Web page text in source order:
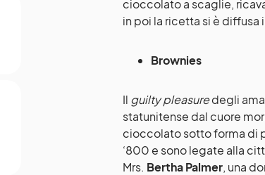
cioccolato a scaglie,
in poi la ricetta si è
Brownies
Il guilty pleasuredegli
statunitense dal cuore
cioccolato sotto forma di
‘800 e sono legate alla
Mrs. Bertha Palmer, una